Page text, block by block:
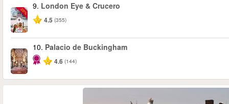
-20%
9. London Eye & Crucero
4.5 (355)
10. Palacio de Buckingham
4.6 (144)